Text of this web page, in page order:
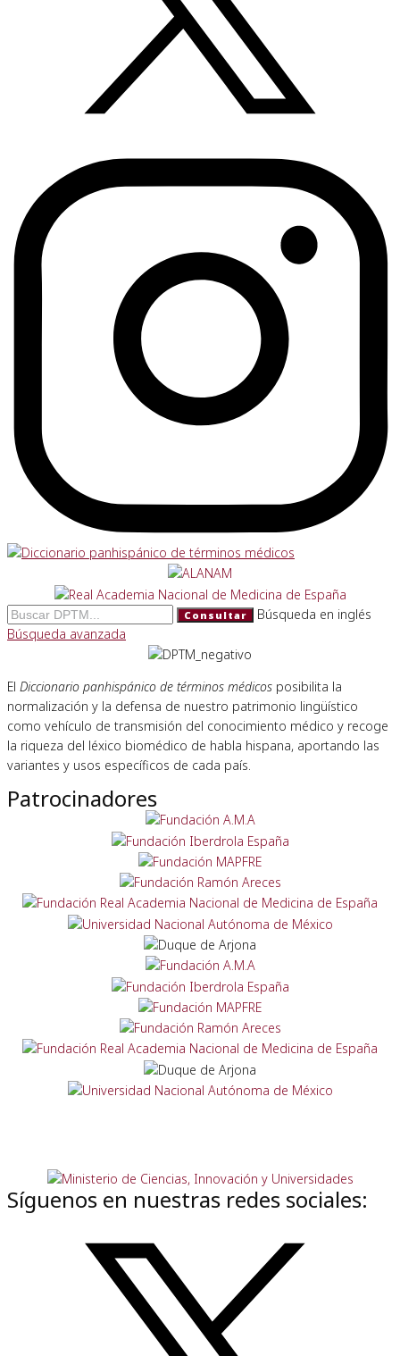
Consultar
Búsqueda en inglés
Búsqueda avanzada
El Diccionario panhispánico de términos médicos posibilita la
normalización y la defensa de nuestro patrimonio lingüístico
como vehículo de transmisión del conocimiento médico y recoge
la riqueza del léxico biomédico de habla hispana, aportando las
variantes y usos específicos de cada país.
Patrocinadores
Síguenos en nuestras redes sociales: